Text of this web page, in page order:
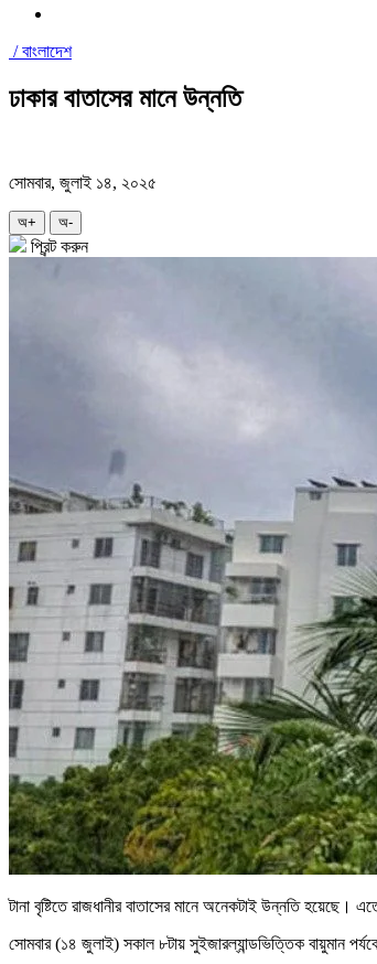
/বাংলাদেশ
ঢাকার বাতাসের মানে উন্নতি
সোমবার, জুলাই ১৪, ২০২৫
অ+ অ-
প্রিন্ট করুন
টানা বৃষ্টিতে রাজধানীর বাতাসের মানে অনেকটাই উন্নতি হয়েছে।
সোমবার (১৪ জুলাই) সকাল ৮টায় সুইজারল্যান্ডভিত্তিক বায়ুমান